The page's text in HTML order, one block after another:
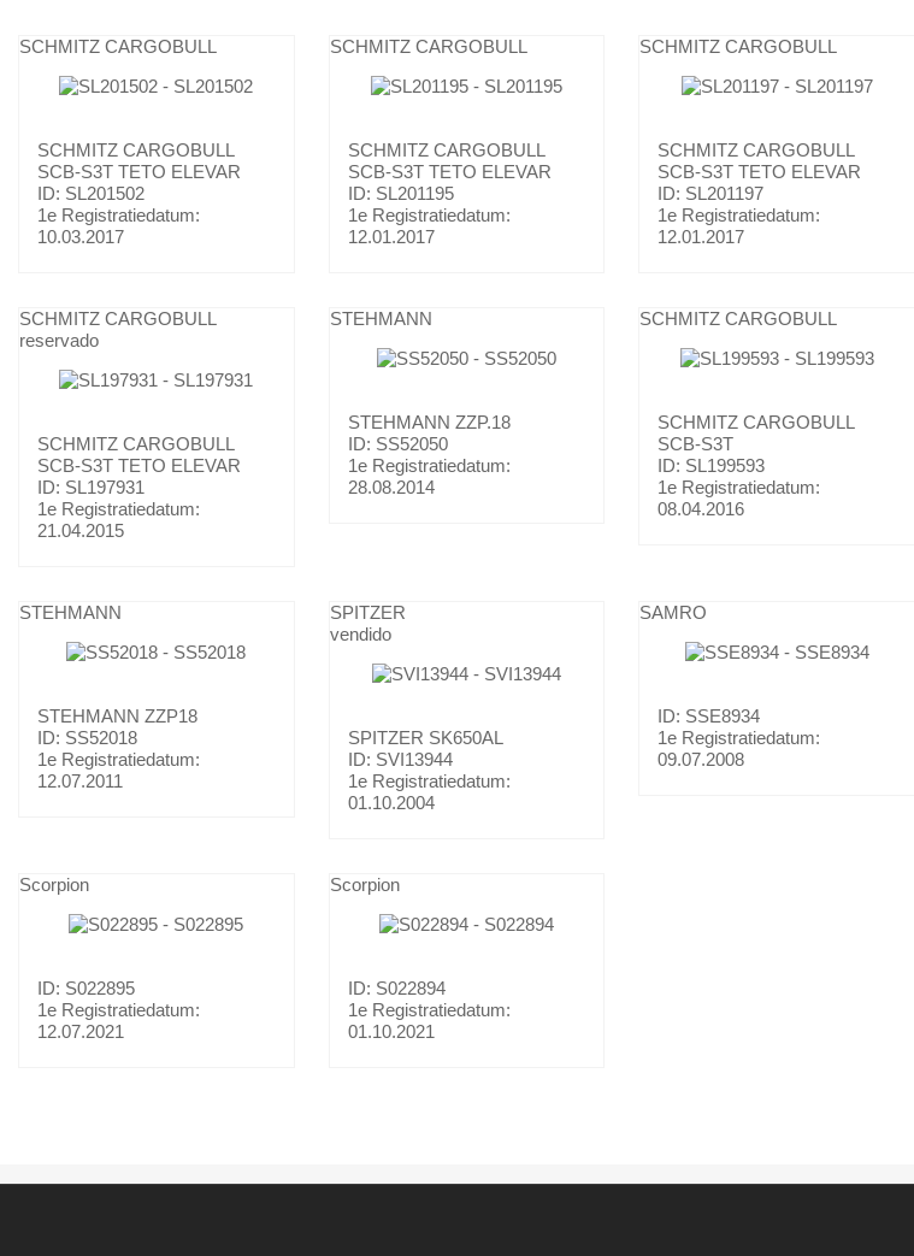
SCHMITZ CARGOBULL
SCHMITZ CARGOBULL
SCB-S3T TETO ELEVAR
ID: SL201502
1e Registratiedatum:
10.03.2017
SCHMITZ CARGOBULL
SCHMITZ CARGOBULL
SCB-S3T TETO ELEVAR
ID: SL201195
1e Registratiedatum:
12.01.2017
SCHMITZ CARGOBULL
SCHMITZ CARGOBULL
SCB-S3T TETO ELEVAR
ID: SL201197
1e Registratiedatum:
12.01.2017
SCHMITZ CARGOBULL
reservado
SCHMITZ CARGOBULL
SCB-S3T TETO ELEVAR
ID: SL197931
1e Registratiedatum:
21.04.2015
STEHMANN
STEHMANN ZZP.18
ID: SS52050
1e Registratiedatum:
28.08.2014
SCHMITZ CARGOBULL
SCHMITZ CARGOBULL
SCB-S3T
ID: SL199593
1e Registratiedatum:
08.04.2016
STEHMANN
STEHMANNZZP18
ID: SS52018
1e Registratiedatum:
12.07.2011
SPITZER
vendido
SPITZER SK650AL
ID: SVI13944
1e Registratiedatum:
01.10.2004
SAMRO
ID: SSE8934
1e Registratiedatum:
09.07.2008
Scorpion
ID: S022895
1e Registratiedatum:
12.07.2021
Scorpion
ID: S022894
1e Registratiedatum:
01.10.2021